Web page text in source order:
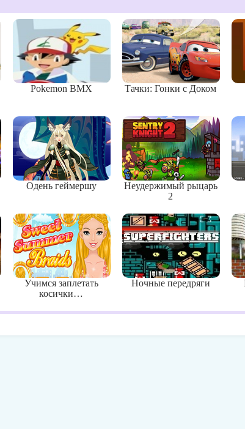
Pokemon BMX Тачки: Гонки с Доком
Одень геймершу
Неудержимый рыцарь
2
Учимся заплетать
косички…
Ночные передряги